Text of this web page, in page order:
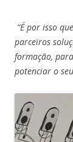
“É por isso
parceiros
formação,
potenciar o